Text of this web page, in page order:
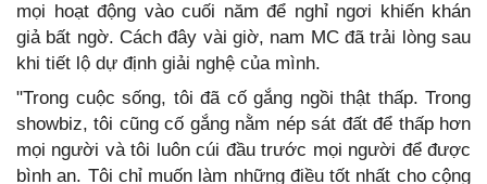
mọi hoạt động vào cuối năm để nghỉ ngơi khiến khán
giả bất ngờ. Cách đây vài giờ, nam MC đã trải lòng sau
khi tiết lộ dự định giải nghệ của mình.
"Trong cuộc sống, tôi đã cố gắng ngồi thật thấp. Trong
showbiz, tôi cũng cố gắng nằm nép sát đất để thấp hơn
mọi người và tôi luôn cúi đầu trước mọi người để được
bình an. Tôi chỉ muốn làm những điều tốt nhất cho cộng